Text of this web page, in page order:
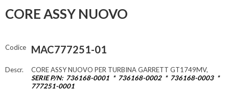
CORE ASSY NUOVO
Codice MAC777251-01
Descr.
CORE ASSY NUOVO PER TURBINA GARRETT GT1749MV,
SERIE P/N: 736168-0001 * 736168-0002 * 736168-0003 *
777251-0001